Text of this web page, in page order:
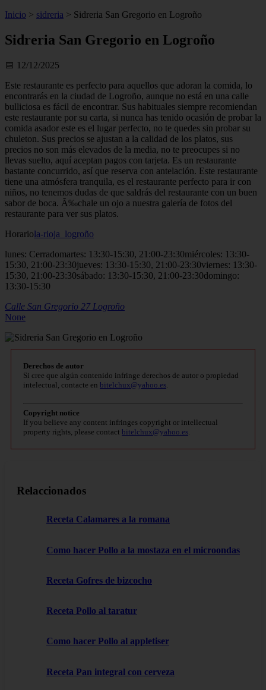
Inicio > sidreria > Sidreria San Gregorio en Logroño
Sidreria San Gregorio en Logroño
📅 12/12/2025
Este restaurante es perfecto para aquellos que adoran la comida, lo
encontrarás en la ciudad de Logroño, aunque no está en una calle
bulliciosa es fácil de encontrar. Sus habituales siempre recomiendan
este restaurante por su carta, si nunca has tenido ocasión de probar la
comida asador este es el lugar perfecto, no te quedes sin probar su
chuleton. Sus precios se ajustan a la calidad de los platos, sus
precios no son más elevados de la media, no te preocupes si no
llevas suelto, aquí aceptan pagos con tarjeta. Es un restaurante
bastante concurrido, así que reserva con antelación. Este restaurante
tiene una atmósfera tranquila, es el restaurante perfecto para ir con
niños, no tenemos dudas de que saldrás del restaurante con un buen
sabor de boca. Ã‰chale un ojo a nuestra galería de fotos del
restaurante para ver sus platos.
Horariola-rioja_logroño
lunes: Cerradomartes: 13:30-15:30, 21:00-23:30miércoles: 13:30-
15:30, 21:00-23:30jueves: 13:30-15:30, 21:00-23:30viernes: 13:30-
15:30, 21:00-23:30sábado: 13:30-15:30, 21:00-23:30domingo:
13:30-15:30
Calle San Gregorio 27 Logroño
None
Derechos de autor
Si cree que algún contenido infringe derechos de autor o propiedad
intelectual, contacte en bitelchux@yahoo.es
Copyright notice
If you believe any content infringes copyright or intellectual
property rights, please contact bitelchux@yahoo.es
Relaccionados
Receta Calamares a la romana
Como hacer Pollo a la mostaza en el microondas
Receta Gofres de bizcocho
Receta Pollo al taratur
Como hacer Pollo al appletiser
Receta Pan integral con cerveza